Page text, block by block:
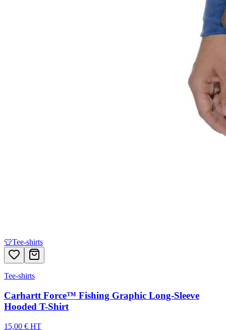
👕Tee-shirts
Tee-shirts
Carhartt Force™ Fishing Graphic Long-Sleeve
Hooded T-Shirt
15,00 € HT